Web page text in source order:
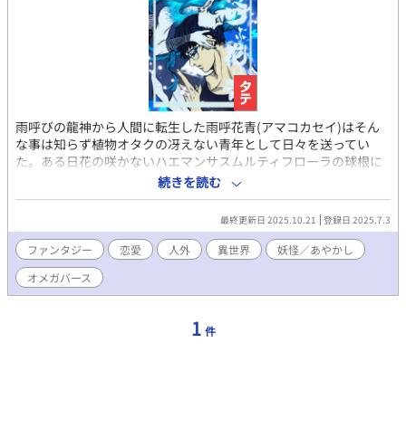
雨呼びの龍神から人間に転生した雨呼花青(アマコカセイ)はそん
な事は知らず植物オタクの冴えない青年として日々を送ってい
た。ある日花の咲かないハエマンサスムルティフローラの球根に
触ると妖怪変化して青い髪の少年が現れる。（２１時頃に不定期
連載します。）
続きを読む
最終更新日 2025.10.21 登録日 2025.7.3
ファンタジー 恋愛 人外 異世界
妖怪／あやかし
オメガバース
1 件